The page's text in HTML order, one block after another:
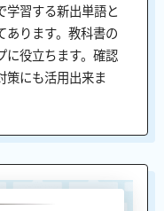
学習する新出単語と
あります。教科書の
に役立ちます。確認
策にも活用出来ま